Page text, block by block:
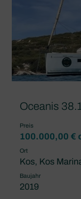
Oceanis
Preis
100.000,00 €
Ort
Kos, Kos
Baujahr
2019